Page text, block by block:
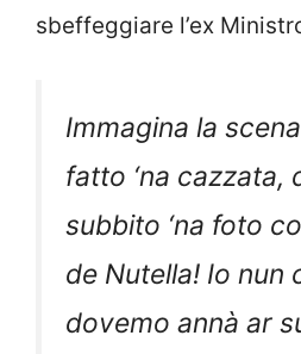
sbeffeggiare l’ex
Immagina la
fatto ‘na cazzata,
subbito ‘na foto
de Nutella! Io nun
dovemo annà ar